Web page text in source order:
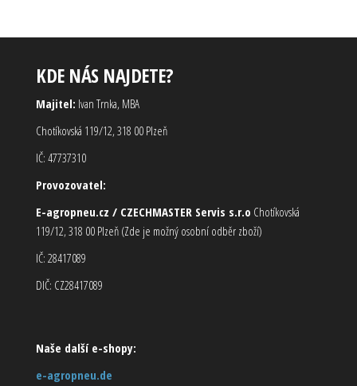
KDE NÁS NAJDETE?
Majitel: Ivan Trnka, MBA
Chotíkovská 119/12, 318 00 Plzeň
IČ: 47737310
Provozovatel:
E-agropneu.cz / CZECHMASTER Servis s.r.o Chotíkovská
119/12, 318 00 Plzeň (Zde je možný osobní odběr zboží)
IČ: 28417089
DIČ: CZ28417089
Naše další e-shopy:
e-agropneu.de